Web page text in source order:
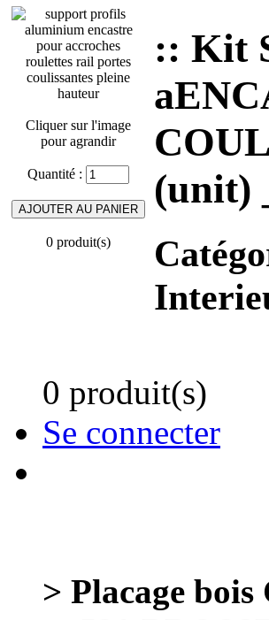
Cliquer sur l'image
pour agrandir
Quantité :
0 produit(s)
:: Kit
(unit)
0 produit(s)
Se connecter
> Placage